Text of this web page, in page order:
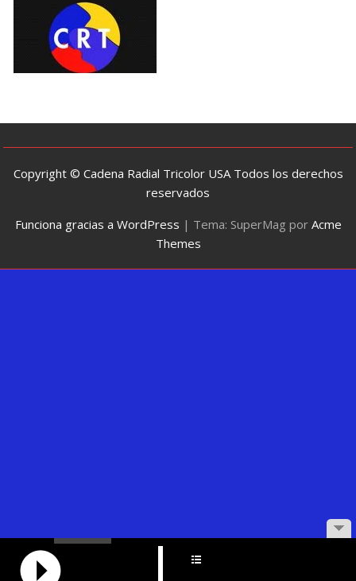
Copyright © Cadena Radial Tricolor USA Todos los derechos
reservados
Funciona gracias a WordPress | Tema: SuperMag por Acme
Themes